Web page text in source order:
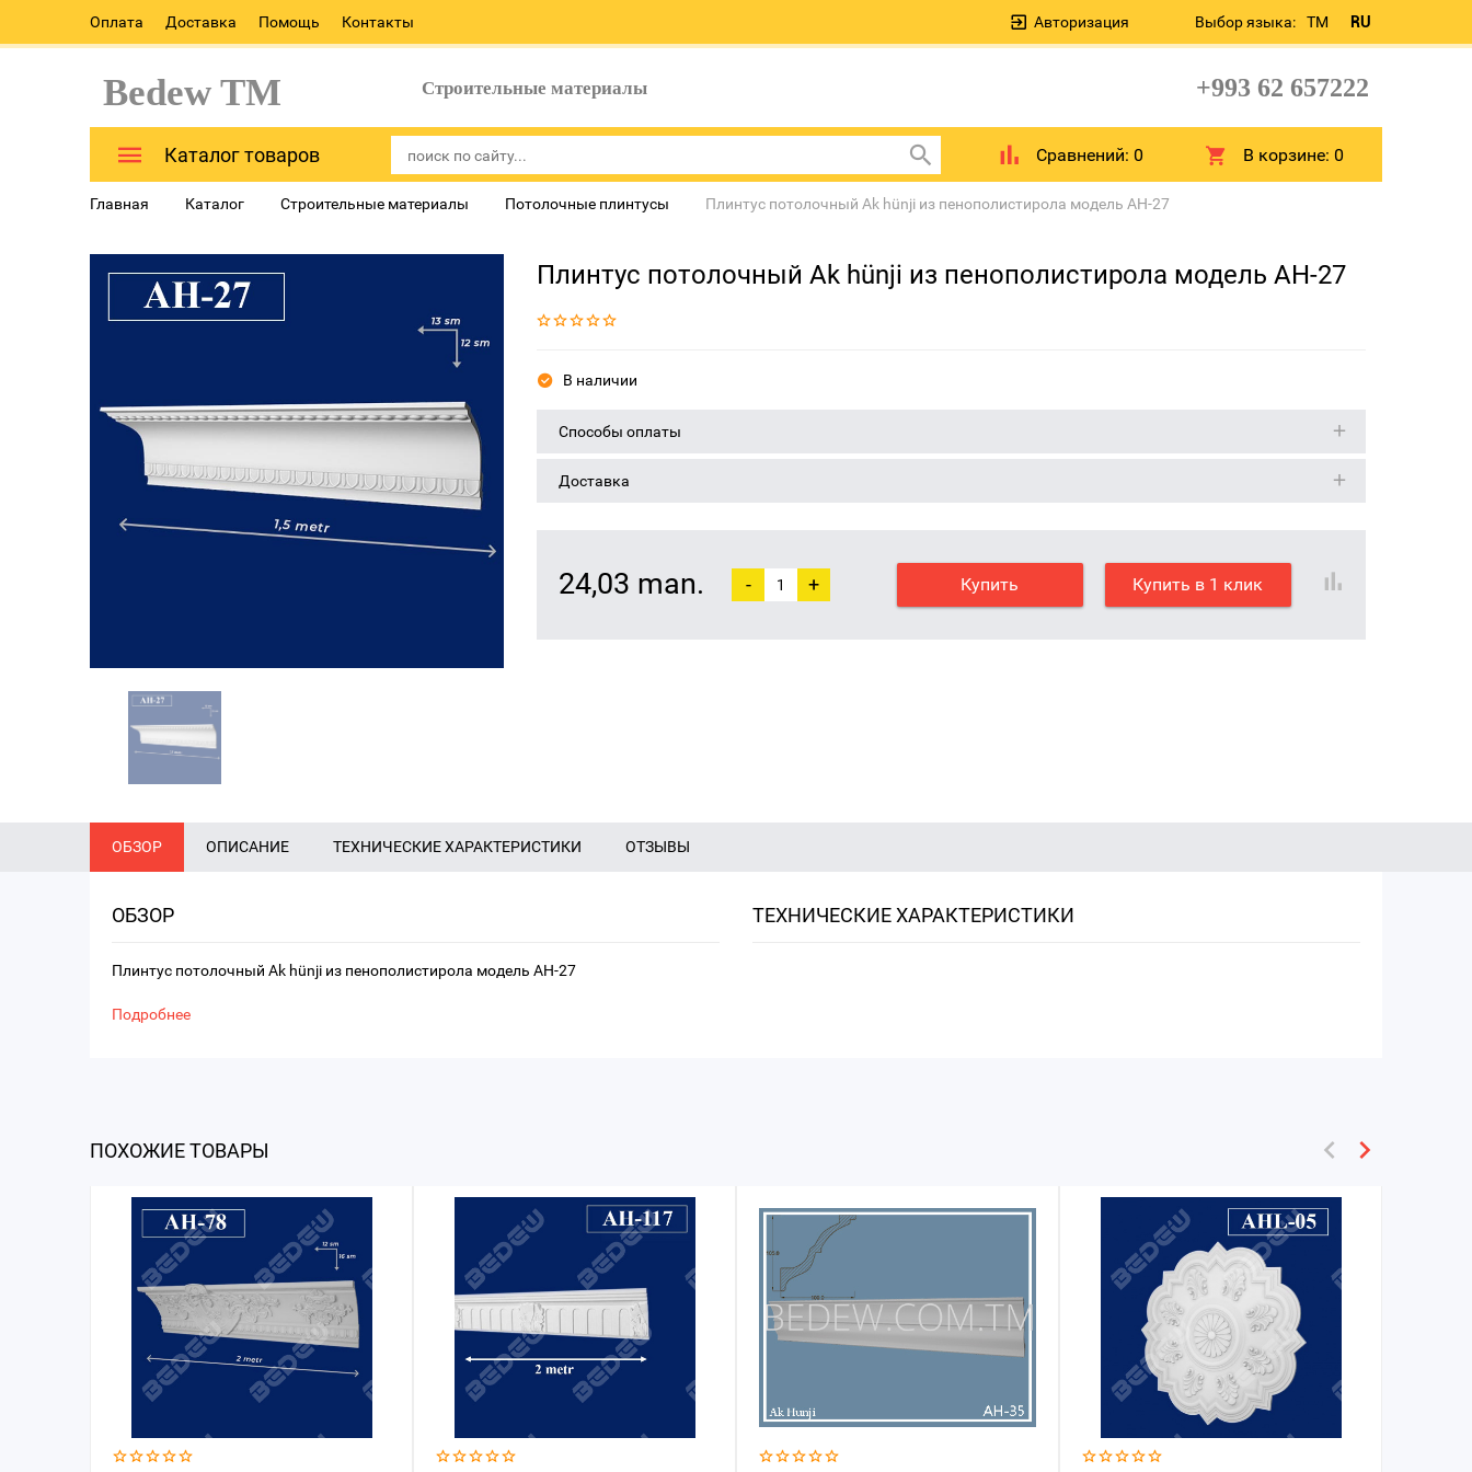
Оплата Доставка Помощь Контакты Выбор языка: TM RU
Авторизация
Bedew TM Строительные материалы +993 62 657222
Каталог товаров Сравнений: 0 В корзине:0
Главная Каталог Строительные материалы Потолочные плинтусы Плинтус потолочный Ak hünji из пенополистирола модель AH-27
Плинтус потолочный Ak hünji из пенополистирола модель AH-27
В наличии
Способы оплаты
Доставка
24,03 man. - + Купить Купить в 1 клик
ОБЗОР ОПИСАНИЕ ТЕХНИЧЕСКИЕ ХАРАКТЕРИСТИКИ ОТЗЫВЫ
ОБЗОР
Плинтус потолочный Ak hünji из пенополистирола модель AH-27
Подробнее
ТЕХНИЧЕСКИЕ ХАРАКТЕРИСТИКИ
ПОХОЖИЕ ТОВАРЫ